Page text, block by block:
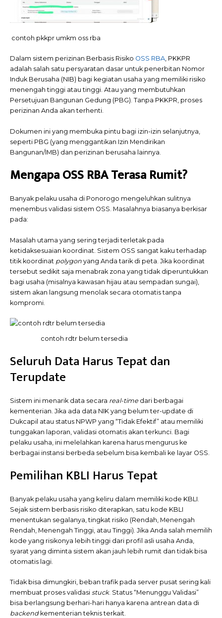
contoh pkkpr umkm oss rba
Dalam sistem perizinan Berbasis Risiko OSS RBA, PKKPR
adalah salah satu persyaratan dasar untuk penerbitan Nomor
Induk Berusaha (NIB) bagi kegiatan usaha yang memiliki risiko
menengah tinggi atau tinggi. Atau yang membutuhkan
Persetujuan Bangunan Gedung (PBG). Tanpa PKKPR, proses
perizinan Anda akan terhenti.
Dokumen ini yang membuka pintu bagi izin-izin selanjutnya,
seperti PBG (yang menggantikan Izin Mendirikan
Bangunan/IMB) dan perizinan berusaha lainnya.
Mengapa OSS RBA Terasa Rumit?
Banyak pelaku usaha di Ponorogo mengeluhkan sulitnya
menembus validasi sistem OSS. Masalahnya biasanya berkisar
pada:
Masalah utama yang sering terjadi terletak pada
ketidaksesuaian koordinat. Sistem OSS sangat kaku terhadap
titik koordinat polygon yang Anda tarik di peta. Jika koordinat
tersebut sedikit saja menabrak zona yang tidak diperuntukkan
bagi usaha (misalnya kawasan hijau atau sempadan sungai),
sistem akan langsung menolak secara otomatis tanpa
kompromi.
contoh rdtr belum tersedia
Seluruh Data Harus Tepat dan
Terupdate
Sistem ini menarik data secara real-time dari berbagai
kementerian. Jika ada data NIK yang belum ter-update di
Dukcapil atau status NPWP yang “Tidak Efektif” atau memiliki
tunggakan laporan, validasi otomatis akan terkunci. Bagi
pelaku usaha, ini melelahkan karena harus mengurus ke
berbagai instansi berbeda sebelum bisa kembali ke layar OSS.
Pemilihan KBLI Harus Tepat
Banyak pelaku usaha yang keliru dalam memiliki kode KBLI.
Sejak sistem berbasis risiko diterapkan, satu kode KBLI
menentukan segalanya, tingkat risiko (Rendah, Menengah
Rendah, Menengah Tinggi, atau Tinggi). Jika Anda salah memilih
kode yang risikonya lebih tinggi dari profil asli usaha Anda,
syarat yang diminta sistem akan jauh lebih rumit dan tidak bisa
otomatis lagi.
Tidak bisa dimungkiri, beban trafik pada server pusat sering kali
membuat proses validasi stuck. Status “Menunggu Validasi”
bisa berlangsung berhari-hari hanya karena antrean data di
backendkementerian teknis terkait.